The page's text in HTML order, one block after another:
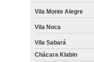
Vila Monte Alegre
Vila Noca
Vila Sabará
Chácara Klabin